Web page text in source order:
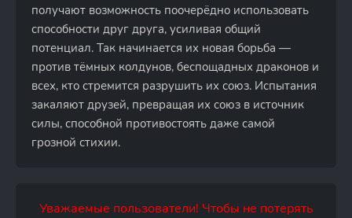
получают возможность поочерёдно использовать
способности друг друга, усиливая общий
потенциал. Так начинается их новая борьба —
против тёмных колдунов, беспощадных драконов и
всех, кто стремится разрушить их союз. Испытания
закаляют друзей, превращая их союз в источник
силы, способной противостоять даже самой
грозной стихии.
Уважаемые пользователи! Чтобы не потерять